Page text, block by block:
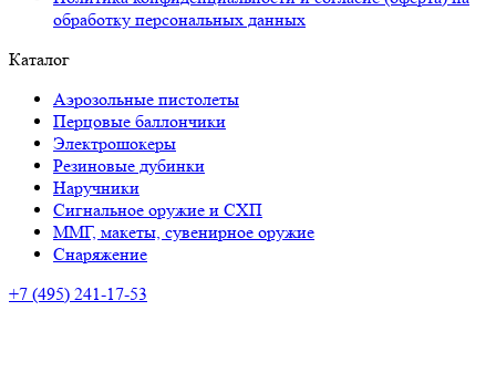
обработку персональных данных
Каталог
Аэрозольные пистолеты
Перцовые баллончики
Электрошокеры
Резиновые дубинки
Наручники
Сигнальное оружие и СХП
ММГ, макеты, сувенирное оружие
Снаряжение
+7 (495) 241-17-53